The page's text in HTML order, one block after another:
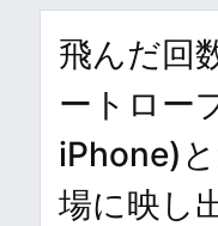
飛んだ回
ートロー
iPhone)
場に映し